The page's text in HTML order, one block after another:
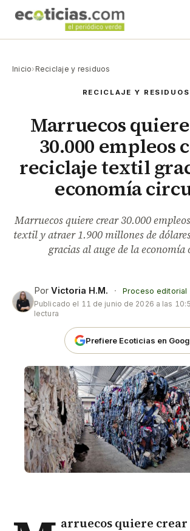
Inicio› Reciclaje y residuos
RECICLAJE Y RESIDUOS
Marruecos
30.000 empleos
reciclaje textil
economía
Marruecos quiere crear 30.000
textil y atraer 1.900 millones de
gracias al auge de la economía
Por Victoria H.M. ·
Proceso editorial
Publicado el 11 de junio de 2026 a las
lectura
Prefiere Ecoticias en
arruecos quiere crear